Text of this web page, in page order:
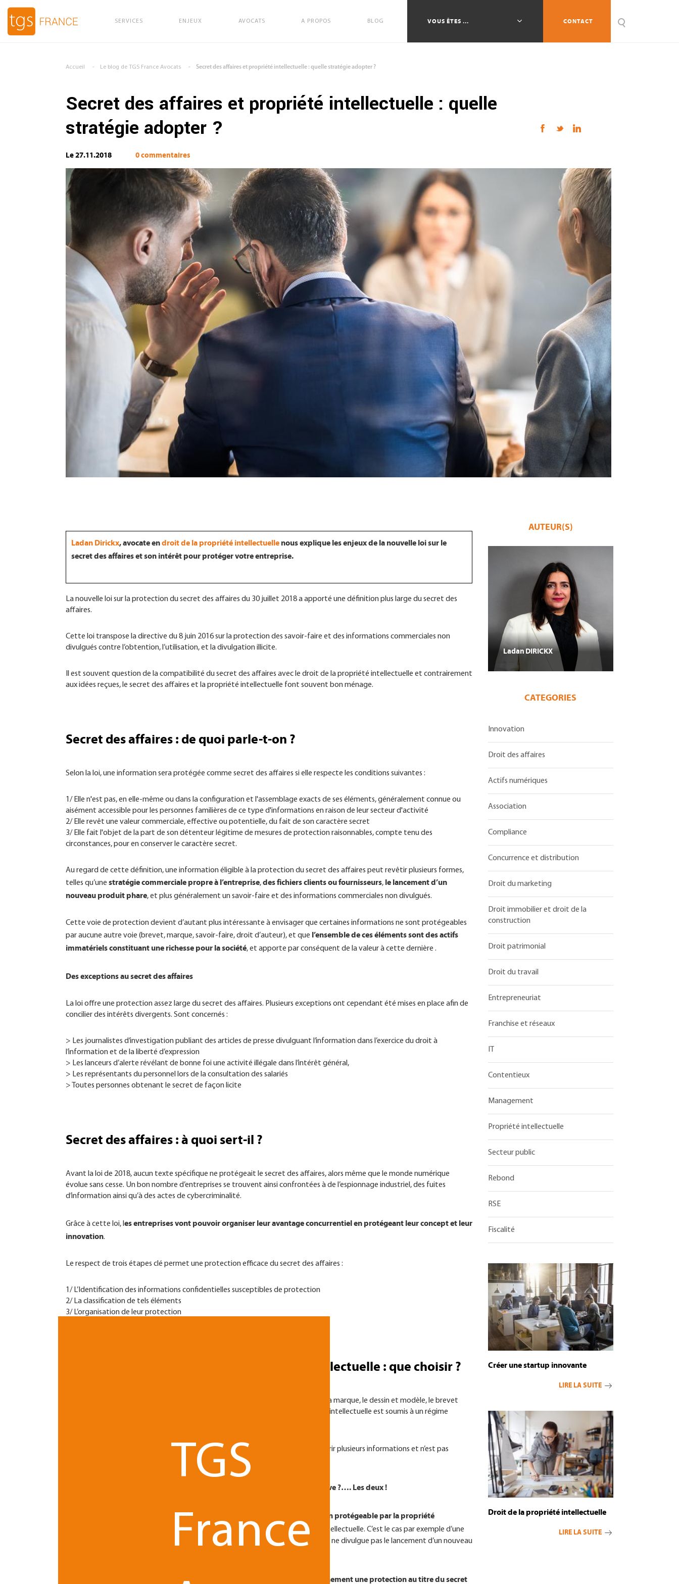
SERVICES ENJEUX AVOCATS A PROPOS BLOG VOUS ÊTES ... CONTACT
Accueil Le blog de TGS France Avocats Secret des affaires et propriété intellectuelle : quelle stratégie adopter ?
Secret des affaires et propriété intellectuelle : quelle
stratégie adopter ?
Le 27.11.2018 0 commentaires
Ladan Dirickx, avocate endroit de la propriété intellectuelle nous explique les enjeux de la nouvelle loi sur le
secret des affaires et son intérêt pour protéger votre entreprise.
La nouvelle loi sur la protection du secret des affaires du 30 juillet 2018 a apporté une définition plus large du secret des
affaires.
Cette loi transpose la directive du 8 juin 2016 sur la protection des savoir-faire et des informations commerciales non
divulgués contre l’obtention, l’utilisation, et la divulgation illicite.
Il est souvent question de la compatibilité du secret des affaires avec le droit de la propriété intellectuelle et contrairement
aux idées reçues, le secret des affaires et la propriété intellectuelle font souvent bon ménage.
Secret des affaires : de quoi parle-t-on ?
Selon la loi, une information sera protégée comme secret des affaires si elle respecte les conditions suivantes :
1/ Elle n'est pas, en elle-même ou dans la configuration et l'assemblage exacts de ses éléments, généralement connue ou
aisément accessible pour les personnes familières de ce type d'informations en raison de leur secteur d'activité
2/ Elle revêt une valeur commerciale, effective ou potentielle, du fait de son caractère secret
3/ Elle fait l'objet de la part de son détenteur légitime de mesures de protection raisonnables, compte tenu des
circonstances, pour en conserver le caractère secret.
Au regard de cette définition, une information éligible à la protection du secret des affaires peut revêtir plusieurs formes,
telles qu’une stratégie commerciale propre à l’entreprise,des fichiers clients ou fournisseurs, le lancement d’un
nouveau produit phare, et plus généralement un savoir-faire et des informations commerciales non divulgués.
Cette voie de protection devient d’autant plus intéressante à envisager que certaines informations ne sont protégeables
par aucune autre voie (brevet, marque, savoir-faire, droit d’auteur), et que l’ensemble de ces éléments sont des actifs
immatériels constituant une richesse pour la société, et apporte par conséquent de la valeur à cette dernière .
Des exceptions au secret des affaires
La loi offre une protection assez large du secret des affaires. Plusieurs exceptions ont cependant été mises en place afin de
concilier des intérêts divergents. Sont concernés :
> Les journalistes d’investigation publiant des articles de presse divulguant l’information dans l’exercice du droit à
l’information et de la liberté d’expression
> Les lanceurs d’alerte révélant de bonne foi une activité illégale dans l’intérêt général,
> Les représentants du personnel lors de la consultation des salariés
> Toutes personnes obtenant le secret de façon licite
Secret des affaires : à quoi sert-il ?
Avant la loi de 2018, aucun texte spécifique ne protégeait le secret des affaires, alors même que le monde numérique
évolue sans cesse. Un bon nombre d’entreprises se trouvent ainsi confrontées à de l’espionnage industriel, des fuites
d’information ainsi qu’à des actes de cybercriminalité.
Grâce à cette loi, l es entreprises vont pouvoir organiser leur avantage concurrentiel en protégeant leur concept et leur
innovation.
Le respect de trois étapes clé permet une protection efficace du secret des affaires :
1/ L’Identification des informations confidentielles susceptibles de protection
2/ La classification de tels éléments
3/ L’organisation de leur protection ​
Secret des affaires et droits de propriété intellectuelle : que choisir ?
Les droits de propriété intellectuelle portent sur des biens immatériels tels que la marque, le dessin et modèle, le brevet
d’invention et l’œuvre protégée par le droit d’auteur. Chaque droit de propriété intellectuelle est soumis à un régime
Le secret des affaires, comme nous l’avons précédemment évoqué, peut recouvrir plusieurs informations et n’est pas
soumis aux mêmes règles que le droit de la propriété intellectuelle.
La propriété intellectuelle et le secret des affaires : complément ou alternative ?…. Les deux !
la première protection d’une innovation non protégeable par la propriété
. Cette protection constitue alors une alternative à la propriété intellectuelle. C’est le cas par exemple d’une
entreprise qui ne divulgue pas ses résultats technologiques (futur brevet), ou qui ne divulgue pas le lancement d’un nouveau
la protection par le droit de la propriété intellectuelle n’empêche aucunement une protection au titre du secret
AUTEUR(S)
LadanDIRICKX
CATEGORIES
Innovation
Droit des affaires
Actifs numériques
Association
Compliance
Concurrence et distribution
Droit du marketing
Droit immobilier et droit de la
construction
Droit patrimonial
Droit du travail
Entrepreneuriat
Franchise et réseaux
Contentieux
Management
Propriété intellectuelle
Secteur public
Rebond
RSE
Fiscalité
Créer une startup innovante
LIRE LA SUITE
Droit de la propriété intellectuelle
LIRE LA SUITE
TGS
France